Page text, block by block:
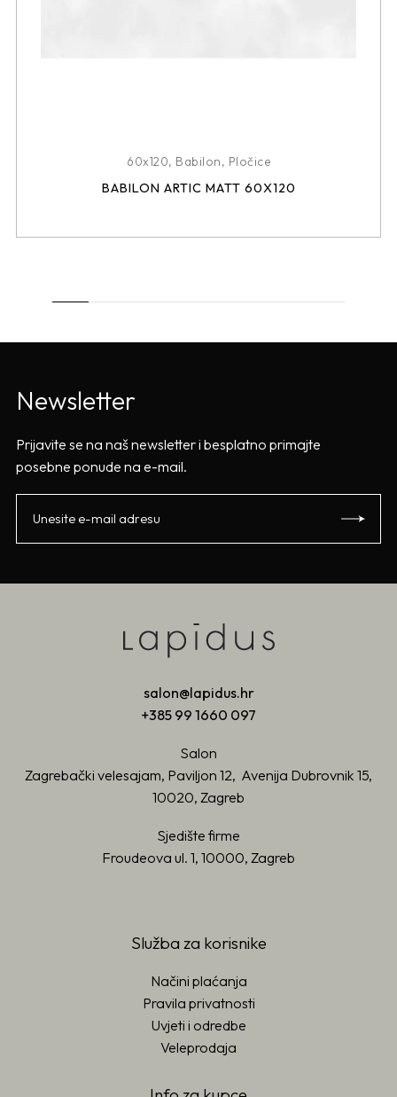
60x120, Babilon, Pločice
BABILON ARTIC MATT 60X120
Newsletter
Prijavite se na naš newsletter i besplatno primajte
posebne ponude na e-mail.
salon@lapidus.hr
+385 99 1660 097
Salon
Zagrebački velesajam, Paviljon 12, Avenija Dubrovnik 15,
10020, Zagreb
Sjedište firme
Froudeova ul. 1, 10000, Zagreb
Služba za korisnike
Načini plaćanja
Pravila privatnosti
Uvjeti i odredbe
Veleprodaja